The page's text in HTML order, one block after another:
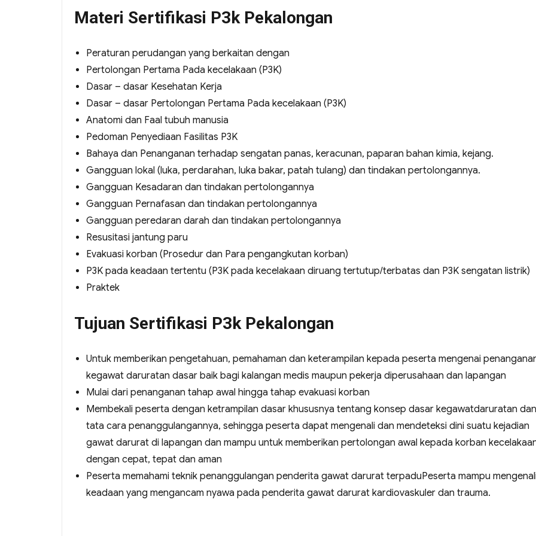
Materi Sertifikasi P3k Pekalongan
Peraturan perudangan yang berkaitan dengan
Pertolongan Pertama Pada kecelakaan (P3K)
Dasar – dasar Kesehatan Kerja
Dasar – dasar Pertolongan Pertama Pada kecelakaan (P3K)
Anatomi dan Faal tubuh manusia
Pedoman Penyediaan Fasilitas P3K
Bahaya dan Penanganan terhadap sengatan panas, keracunan, paparan bahan kimia, kejang.
Gangguan lokal (luka, perdarahan, luka bakar, patah tulang) dan tindakan pertolongannya.
Gangguan Kesadaran dan tindakan pertolongannya
Gangguan Pernafasan dan tindakan pertolongannya
Gangguan peredaran darah dan tindakan pertolongannya
Resusitasi jantung paru
Evakuasi korban (Prosedur dan Para pengangkutan korban)
P3K pada keadaan tertentu (P3K pada kecelakaan diruang tertutup/terbatas dan P3K sengatan listrik)
Praktek
Tujuan Sertifikasi P3k Pekalongan
Untuk memberikan pengetahuan, pemahaman dan keterampilan kepada peserta mengenai
kegawat daruratan dasar baik bagi kalangan medis maupun pekerja diperusahaan dan lapangan
Mulai dari penanganan tahap awal hingga tahap evakuasi korban
Membekali peserta dengan ketrampilan dasar khususnya tentang konsep dasar kegawatdaruratan dan
tata cara penanggulangannya, sehingga peserta dapat mengenali dan mendeteksi dini suatu kejadian
gawat darurat di lapangan dan mampu untuk memberikan pertolongan awal kepada korban
dengan cepat, tepat dan aman
Peserta memahami teknik penanggulangan penderita gawat darurat terpaduPeserta mampu mengenali
keadaan yang mengancam nyawa pada penderita gawat darurat kardiovaskuler dan trauma.